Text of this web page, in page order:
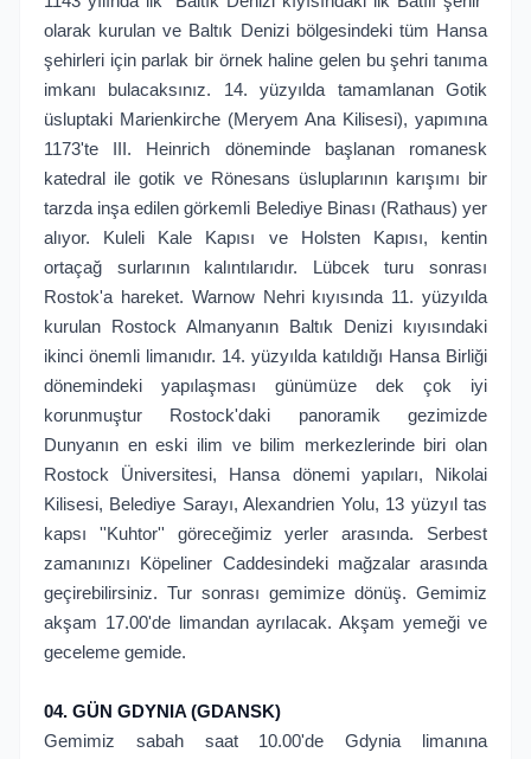
olarak kurulan ve Baltık Denizi bölgesindeki tüm Hansa
şehirleri için parlak bir örnek haline gelen bu şehri tanıma
imkanı bulacaksınız. 14. yüzyılda tamamlanan Gotik
üsluptaki Marienkirche (Meryem Ana Kilisesi), yapımına
1173'te III. Heinrich döneminde başlanan romanesk
katedral ile gotik ve Rönesans üsluplarının karışımı bir
tarzda inşa edilen görkemli Belediye Binası (Rathaus) yer
alıyor. Kuleli Kale Kapısı ve Holsten Kapısı, kentin
ortaçağ surlarının kalıntılarıdır. Lübcek turu sonrası
Rostok'a hareket. Warnow Nehri kıyısında 11. yüzyılda
kurulan Rostock Almanyanın Baltık Denizi kıyısındaki
ikinci önemli limanıdır. 14. yüzyılda katıldığı Hansa Birliği
dönemindeki yapılaşması günümüze dek çok iyi
korunmuştur Rostock'daki panoramik gezimizde
Dunyanın en eski ilim ve bilim merkezlerinde biri olan
Rostock Üniversitesi, Hansa dönemi yapıları, Nikolai
Kilisesi, Belediye Sarayı, Alexandrien Yolu, 13 yüzyıl tas
kapsı ''Kuhtor'' göreceğimiz yerler arasında. Serbest
zamanınızı Köpeliner Caddesindeki mağzalar arasında
geçirebilirsiniz. Tur sonrası gemimize dönüş. Gemimiz
akşam 17.00'de limandan ayrılacak. Akşam yemeği ve
geceleme gemide.
04. GÜN GDYNIA (GDANSK)
Gemimiz sabah saat 10.00'de Gdynia limanına